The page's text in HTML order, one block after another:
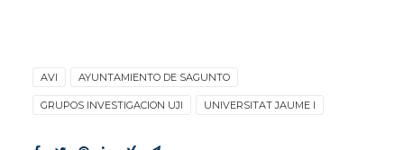
AVI AYUNTAMIENTO DE SAGUNTO
GRUPOS INVESTIGACION UJI UNIVERSITAT JAUME I